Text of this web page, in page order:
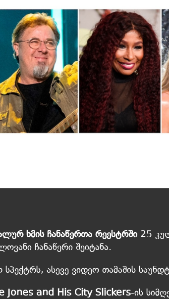
ხმის ჩანაწერთა რეესტრში 25
ჩანაწერი შეიტანა.
ასევე ვიდეო თამაშის
Jones and His City Slickers-ის